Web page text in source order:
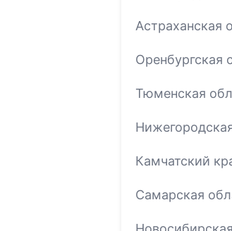
Астраханская
Оренбургская
Тюменская
Камчатский
Самарская